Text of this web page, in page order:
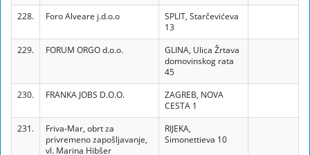
228. Foro Alveare j.d.o.o
SPLIT, Starčevićeva
13
229.
FORUM ORGO d.o.o.
GLINA, Ulica Žrtava
domovinskog rata
45
230.
FRANKA JOBS D.O.O.
ZAGREB, NOVA
CESTA 1
231.
Friva-Mar, obrt za
privremeno zapošljavanje,
vl. Marina Hibšer
RIJEKA,
Simonettieva 10